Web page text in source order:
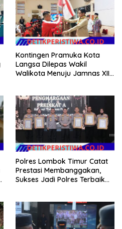
Kontingen Pramuka Kota
Langsa Dilepas Wakil
Walikota Menuju Jamnas XII
Polres Lombok Timur Catat
Prestasi Membanggakan,
Sukses Jadi Polres Terbaik